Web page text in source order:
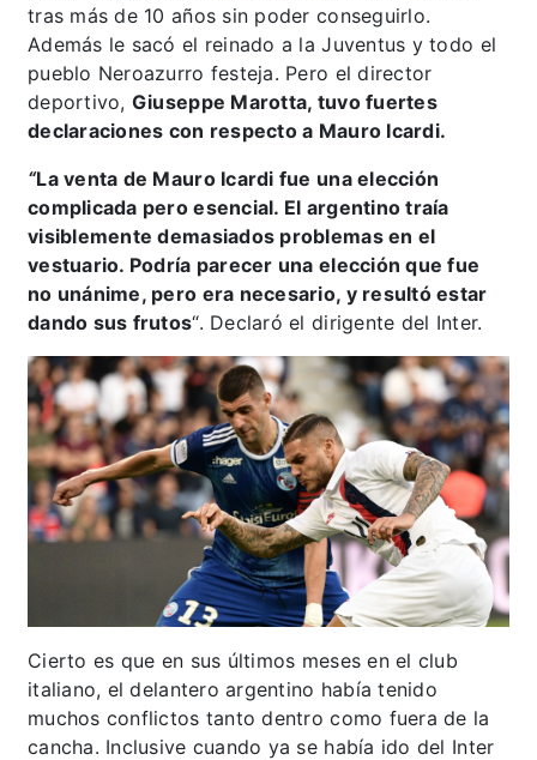
tras más de 10 años sin poder conseguirlo.
Además le sacó el reinado a la Juventus y todo el
pueblo Neroazurro festeja. Pero el director
deportivo, Giuseppe Marotta, tuvo fuertes
declaraciones con respecto a Mauro Icardi.
“La venta de Mauro Icardi fue una elección
complicada pero esencial. El argentino traía
visiblemente demasiados problemas en el
vestuario. Podría parecer una elección que fue
no unánime, pero era necesario, y resultó estar
dando sus frutos“. Declaró el dirigente del Inter.
Cierto es que en sus últimos meses en el club
italiano, el delantero argentino había tenido
muchos conflictos tanto dentro como fuera de la
cancha. Inclusive cuando ya se había ido del Inter